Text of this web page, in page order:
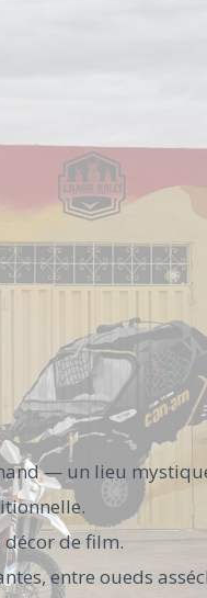
— un lieu
de film.
entre oueds